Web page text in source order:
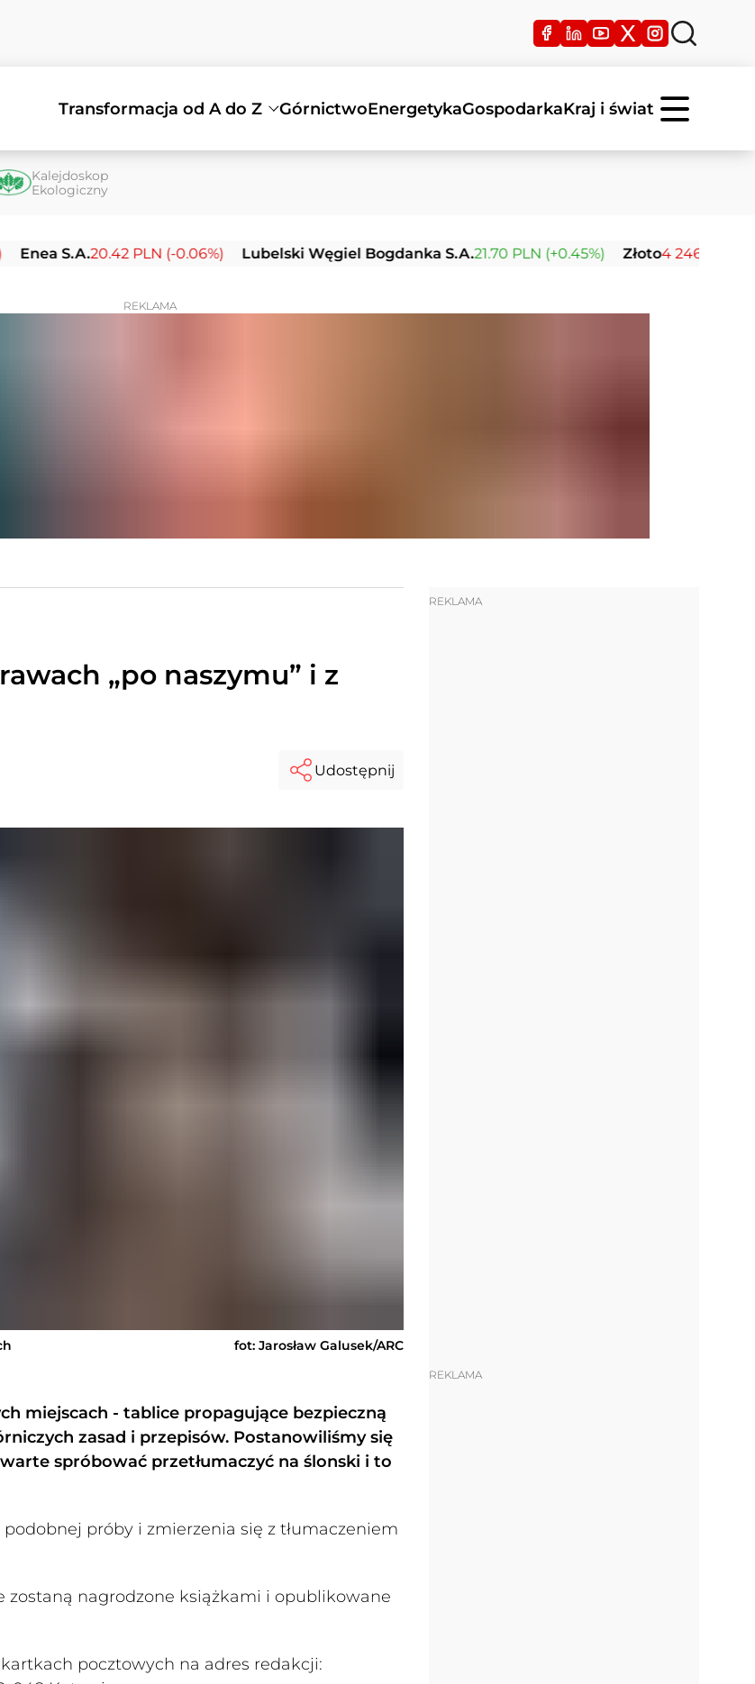
Transformacja od A do Z GórnictwoEnergetykaGospodarkaKraj i świat
Kalejdoskop
Ekologiczny
S.A.20.42 PLN (-0.06%) Lubelski Węgiel Bogdanka S.A.21.70 PLN (+0.45%) Złoto 4 246.57 USD (-
REKLAMA
„po naszymu” i z
Udostępnij
fot: Jarosław Galusek/ARC
miejscach - tablice propagujące bezpieczną
zasad i przepisów. Postanowiliśmy się
spróbować przetłumaczyć na ślonski i to
próby i zmierzenia się z tłumaczeniem
nagrodzone książkami i opublikowane
pocztowych na adres redakcji:
REKLAMA
REKLAMA